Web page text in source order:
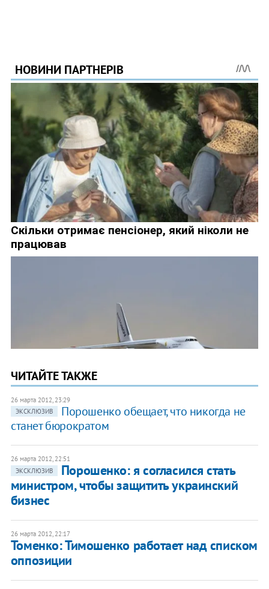
ЧИТАЙТЕ ТАКЖЕ
26 марта 2012, 23:29
ЭКСКЛЮЗИВ
Порошенко обещает, что никогда не
станет бюрократом
26 марта 2012, 22:51
ЭКСКЛЮЗИВ
Порошенко: я согласился стать
министром, чтобы защитить украинский
бизнес
26 марта 2012, 22:17
Томенко: Тимошенко работает над списком
оппозиции